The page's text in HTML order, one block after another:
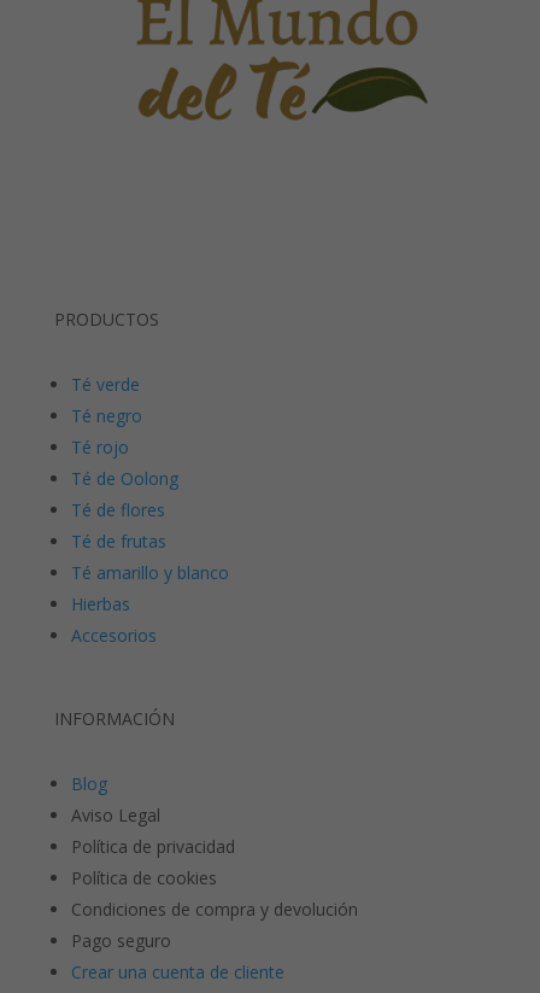
PRODUCTOS
Té verde
Té negro
Té rojo
Té de Oolong
Té de flores
Té de frutas
Té amarillo y blanco
Hierbas
Accesorios
INFORMACIÓN
Blog
Aviso Legal
Política de privacidad
Política de cookies
Condiciones de compra y devolución
Pago seguro
Crear una cuenta de cliente